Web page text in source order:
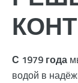
С 1979 года
водой в